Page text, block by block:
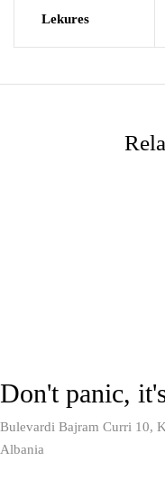
Lekures
Don't panic,
Bulevardi Bajram Curri 10,
Albania